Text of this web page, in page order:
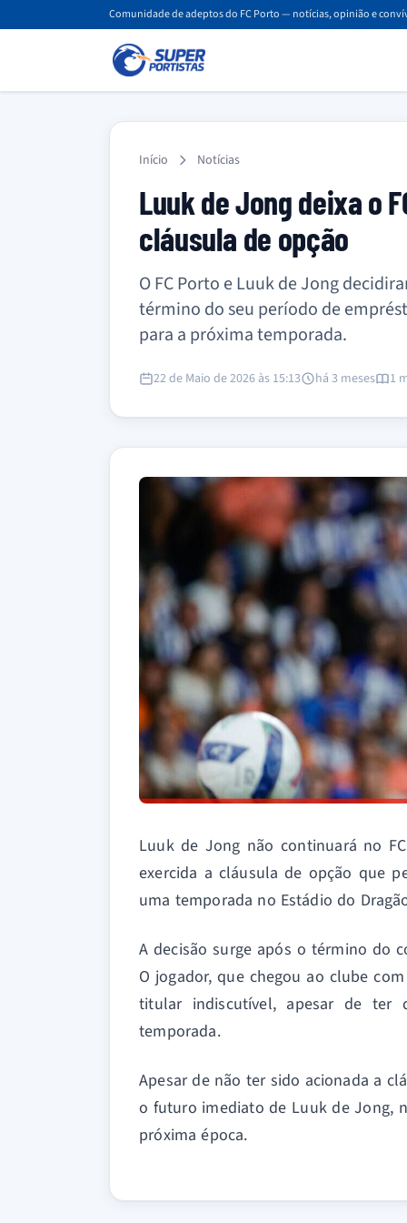
Comunidade de adeptos do FC Porto — notícias, opinião e
Início Notícias
Luuk de Jong deixa o
cláusula de opção
O FC Porto e Luuk de Jong
término do seu período de
para a próxima temporada.
22 de Maio de 2026 às 15:13 há 3 meses 1
Luuk de Jong não continuará no
exercida a cláusula de opção que
uma temporada no Estádio do
A decisão surge após o término do
O jogador, que chegou ao clube
titular indiscutível, apesar de ter
temporada.
Apesar de não ter sido acionada a
o futuro imediato de Luuk de Jong,
próxima época.